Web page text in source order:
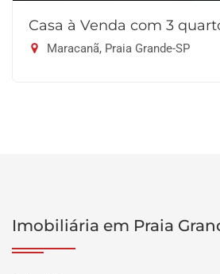
Casa à Venda com 3
Maracanã, Praia Grande-SP
Imobiliária em Praia